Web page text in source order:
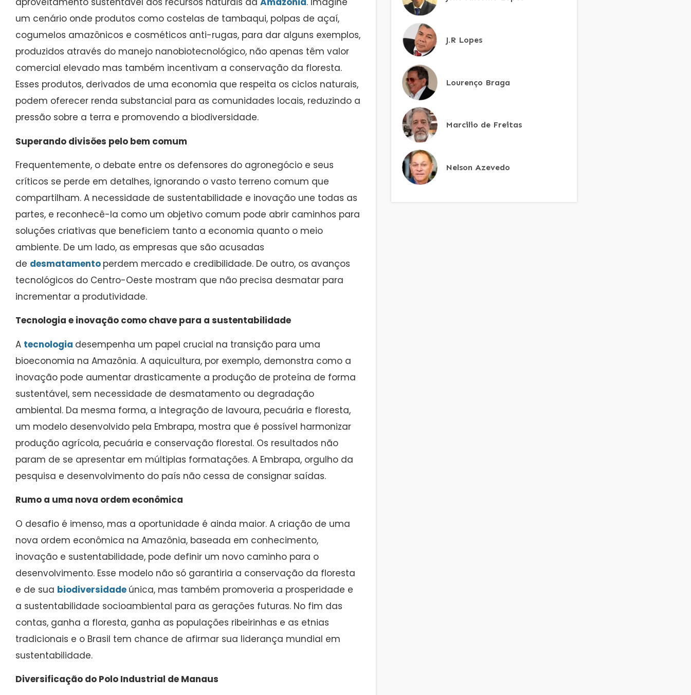
um cenário onde produtos como costelas de tambaqui, polpas de açaí,
cogumelos amazônicos e cosméticos anti-rugas, para dar alguns exemplos,
produzidos através do manejo nanobiotecnológico, não apenas têm valor
comercial elevado mas também incentivam a conservação da floresta.
Esses produtos, derivados de uma economia que respeita os ciclos naturais,
podem oferecer renda substancial para as comunidades locais, reduzindo a
pressão sobre a terra e promovendo a biodiversidade.
Superando divisões pelo bem comum
Frequentemente, o debate entre os defensores do agronegócio e seus
críticos se perde em detalhes, ignorando o vasto terreno comum que
compartilham. A necessidade de sustentabilidade e inovação une todas as
partes, e reconhecê-la como um objetivo comum pode abrir caminhos para
soluções criativas que beneficiem tanto a economia quanto o meio
ambiente. De um lado, as empresas que são acusadas
de desmatamento perdem mercado e credibilidade. De outro, os avanços
tecnológicos do Centro-Oeste mostram que não precisa desmatar para
incrementar a produtividade.
Tecnologia e inovação como chave para a sustentabilidade
A tecnologia desempenha um papel crucial na transição para uma
bioeconomia na Amazônia. A aquicultura, por exemplo, demonstra como a
inovação pode aumentar drasticamente a produção de proteína de forma
sustentável, sem necessidade de desmatamento ou degradação
ambiental. Da mesma forma, a integração de lavoura, pecuária e floresta,
um modelo desenvolvido pela Embrapa, mostra que é possível harmonizar
produção agrícola, pecuária e conservação florestal. Os resultados não
param de se apresentar em múltiplas formatações. A Embrapa, orgulho da
pesquisa e desenvolvimento do país não cessa de consignar saídas.
Rumo a uma nova ordem econômica
O desafio é imenso, mas a oportunidade é ainda maior. A criação de uma
nova ordem econômica na Amazônia, baseada em conhecimento,
inovação e sustentabilidade, pode definir um novo caminho para o
desenvolvimento. Esse modelo não só garantiria a conservação da floresta
e de sua biodiversidade única, mas também promoveria a prosperidade e
a sustentabilidade socioambiental para as gerações futuras. No fim das
contas, ganha a floresta, ganha as populações ribeirinhas e as etnias
tradicionais e o Brasil tem chance de afirmar sua liderança mundial em
sustentabilidade.
Diversificação do Polo Industrial de Manaus
J.R Lopes
Lourenço Braga
Marcilio de Freitas
Nelson Azevedo